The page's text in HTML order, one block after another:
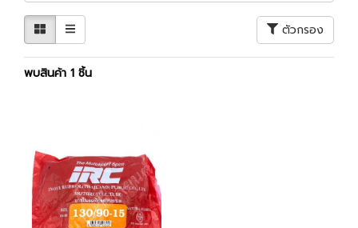
ตัวกรอง
พบสินค้า 1 ชิ้น